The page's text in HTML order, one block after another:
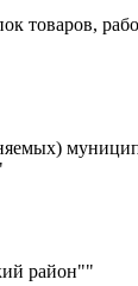
товаров,
район""